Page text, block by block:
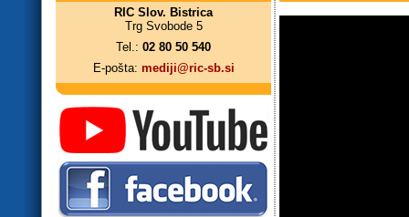
RIC Slov. Bistrica
Trg Svobode 5
Tel.: 02 80 50 540
E-pošta: mediji@ric-sb.si